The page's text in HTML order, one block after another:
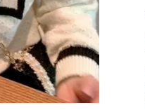
90cm